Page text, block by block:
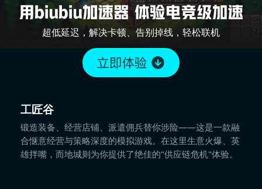
超低延迟，解决卡顿、告别掉线，轻松联机
工匠谷
锻造装备、经营店铺、派遣佣兵替你涉险——这是一款融
合惬意经营与策略深度的模拟游戏。在这里生意火爆、英
雄拌嘴，而地城则为你提供了绝佳的"供应链危机"体验。